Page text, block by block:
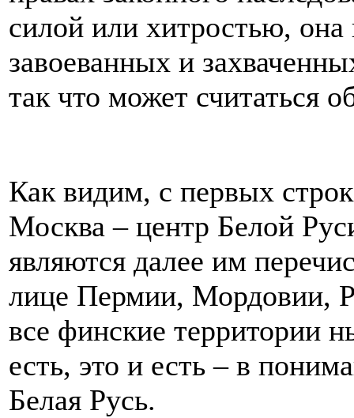
силой или хитростью, она
завоеванных и
так что может считаться
Как видим, с первых
Москва – центр Белой
являются далее им
лице Пермии, Мордовии,
все финские территории
есть, это и есть – в
Белая Русь.